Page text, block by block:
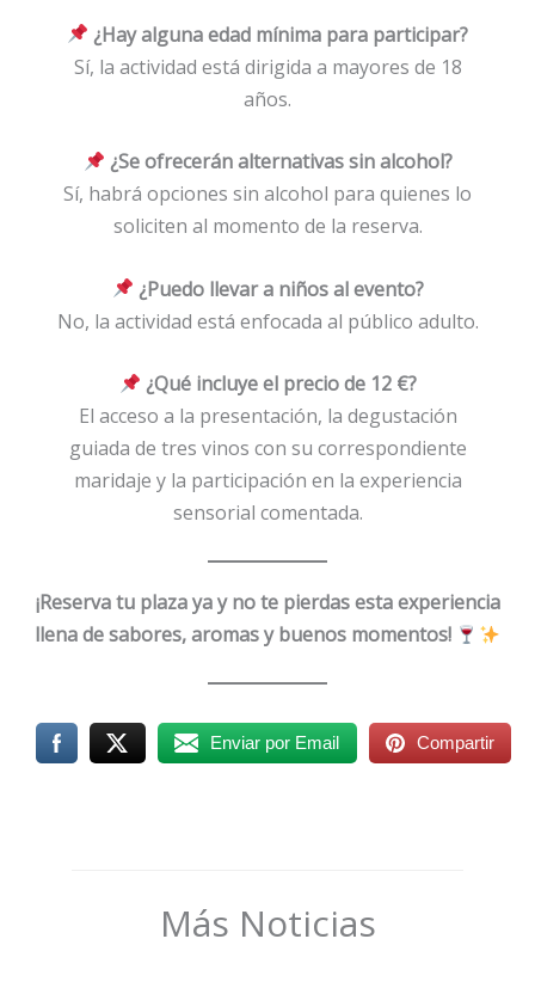
¿Hay alguna edad mínima para participar?
Sí, la actividad está dirigida a mayores de 18
años.
¿Se ofrecerán alternativas sin alcohol?
Sí, habrá opciones sin alcohol para quienes lo
soliciten al momento de la reserva.
¿Puedo llevar a niños al evento?
No, la actividad está enfocada al público adulto.
¿Qué incluye el precio de 12 €?
El acceso a la presentación, la degustación
guiada de tres vinos con su correspondiente
maridaje y la participación en la experiencia
sensorial comentada.
¡Reserva tu plaza ya y no te pierdas esta experiencia
llena de sabores, aromas y buenos momentos!
Enviar por Email Compartir
Más Noticias